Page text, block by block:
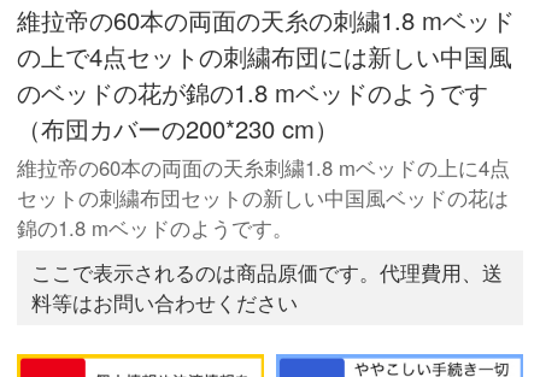
維拉帝の60本の両面の天糸の刺繍1.8 mベッド
の上で4点セットの刺繍布団には新しい中国風
のベッドの花が錦の1.8 mベッドのようです
（布団カバーの200*230 cm）
維拉帝の60本の両面の天糸刺繍1.8 mベッドの上に4点
セットの刺繍布団セットの新しい中国風ベッドの花は
錦の1.8 mベッドのようです。
ここで表示されるのは商品原価です。代理費用、送
料等はお問い合わせください